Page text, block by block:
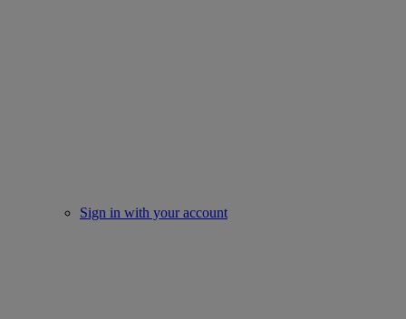
Sign in with your account